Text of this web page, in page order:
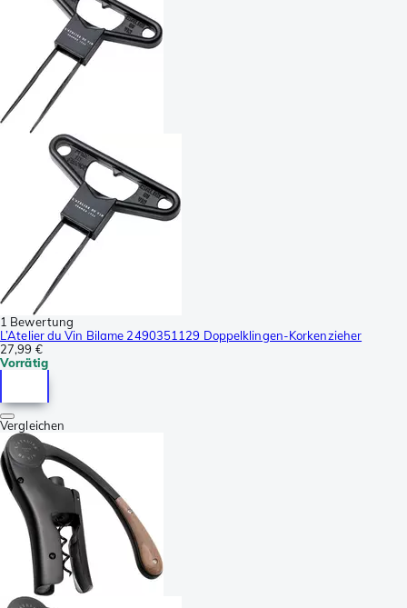
1 Bewertung
L’Atelier du Vin Bilame 2490351129 Doppelklingen-Korkenzieher
27,99 €
Vorrätig
Vergleichen